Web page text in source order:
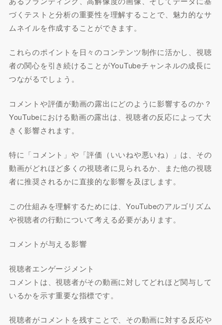
づくテストと分析の重要性を理解することで、魅力的なサ
ムネイルを作成することができます。
これらのポイントを日々のコンテンツ制作に活かし、視聴
者の関心を引き続けることがYouTubeチャンネルの成長に
つながるでしょう。
コメントや評価が動画の露出にどのように影響するのか？
YouTubeにおける動画の露出は、視聴者の反応によって大
きく影響されます。
特に「コメント」や「評価（いいねや悪いね）」は、その
動画がどれほど多くの視聴者に見られるか、また他の視聴
者に推奨されるかに直接的な影響を及ぼします。
この仕組みを理解するためには、YouTubeのアルゴリズム
や視聴者の行動について考える必要があります。
コメントが与える影響
視聴者エンゲージメント
コメントは、視聴者がその動画に対してどれほど関与して
いるかを示す重要な指標です。
視聴者がコメントを残すことで、その動画に対する反応や